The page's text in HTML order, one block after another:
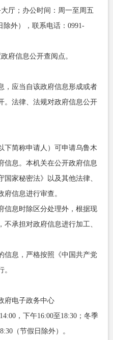
厅；办公时间：周一至周五
除外），联系电话：0991-
府信息公开查阅点。
，应当自该政府信息形成或者
。法律、法规对政府信息公开
下简称申请人）可申请乌鲁木
信息。本机关在公开政府信息
家秘密法》以及其他法律、
信息进行审查。
信息时除区分处理外，根据现
承担对政府信息进行加工、
信息，严格按照《中国共产党
府电子政务中心
，下午16:00至18:30；冬季
（节假日除外）。